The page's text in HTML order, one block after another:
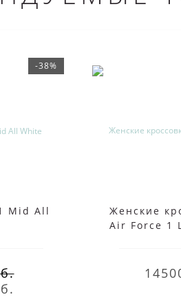
-38%
Mid All
Женские
Air Force 1